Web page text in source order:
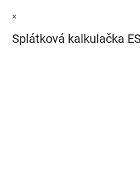
×
Splátková kalkulačka